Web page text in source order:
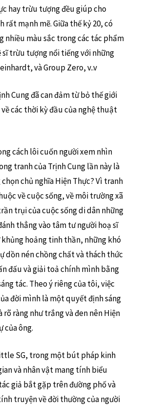
hay trừu tượng đều giúp cho
rất mạnh mẽ. Giữa thế kỷ 20, có
nhiều màu sắc trong các tác phẩm
sĩ trừu tượng nổi tiếng với những
và Group Zero, v..v
Cung đã can đảm từ bỏ thế giới
các thời kỳ đầu của nghệ thuật
cách lôi cuốn người xem nhìn
tranh của Trịnh Cung lần này là
chủ nghĩa Hiện Thực? Vì tranh
về cuộc sống, về môi trường xã
trụi của cuộc sống di dân những
thẳng vào tâm tư người hoạ sĩ
hoảng tinh thần, những khó
dồn nén chồng chất và thách thức
đấu và giải toả chính mình bằng
tác. Theo ý riêng của tôi, việc
đời mình là một quyết định sáng
ràng như trắng và đen nên Hiện
của ông.
SG, trong một bút pháp kinh
và nhân vật mang tính biểu
giả bắt gặp trên đường phố và
truyện về đời thường của người